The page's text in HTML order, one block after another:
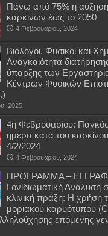
Πάνω από 75% η
καρκίνων έως το 2050
4 Φεβρουαρίου, 2024
Βιολόγοι, Φυσικοί και
Αναγκαιότητα
ύπαρξης των
Κέντρων Φυσικών
2025
4η Φεβρουαρίου:
ημέρα κατά του
4/2/2024
4 Φεβρουαρίου, 2024
ΠΡΟΓΡΑΜΜΑ –
Γονιδιωματική Ανάλυση
κλινική πράξη: Η χρήση
μοριακού καρυότυπου
επόμενης